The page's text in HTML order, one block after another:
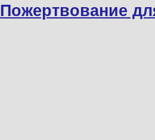
Пожертвование